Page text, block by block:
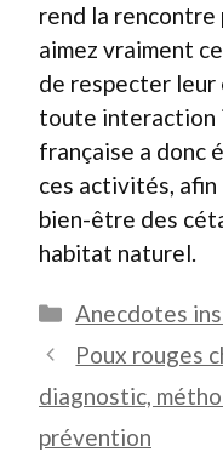
rend la rencontre
aimez vraiment
de respecter leur
toute interaction
française a donc
ces activités,
bien-être des
habitat naturel.
Catégories
Anecdotes
Poux rouges
diagnostic,
prévention